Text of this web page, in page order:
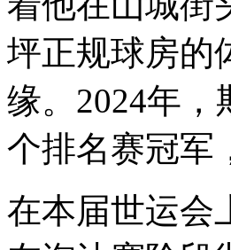
坪正规球房的
缘。2024年
个排名赛冠军
在本届世运会